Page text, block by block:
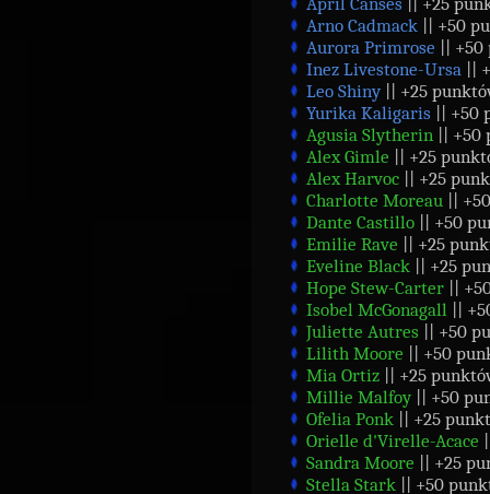
Arno Cadmack
|| +50
Aurora Primrose
||
Inez Livestone-Ursa
||
Leo Shiny
|| +25
Yurika Kaligaris
||
Agusia Slytherin
||
Alex Gimle
|| +25
Alex Harvoc
|| +25
Charlotte Moreau
||
Dante Castillo
|| +50
Emilie Rave
|| +25
Eveline Black
|| +25
Hope Stew-Carter
||
Isobel McGonagall
||
Juliette Autres
|| +50
Lilith Moore
|| +50
Mia Ortiz
|| +25
Millie Malfoy
|| +50
Ofelia Ponk
|| +25
Orielle d'Virelle-Acace
Sandra Moore
|| +25
Stella Stark
|| +50